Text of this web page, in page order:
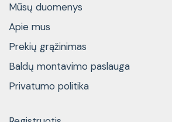
Mūsų duomenys
Apie mus
Prekių grąžinimas
Baldų montavimo paslauga
Privatumo politika